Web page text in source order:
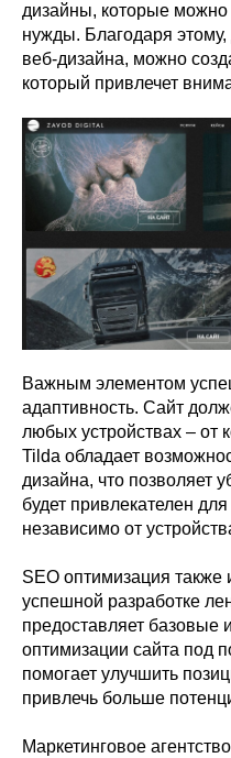
дизайны, которые можно
нужды. Благодаря этому,
веб-дизайна, можно
который привлечет
Важным элементом
адаптивность. Сайт
любых устройствах – от
Tilda обладает
дизайна, что позволяет
будет привлекателен
независимо от
SEO оптимизация также
успешной разработке
предоставляет базовые
оптимизации сайта под
помогает улучшить
привлечь больше
Маркетинговое